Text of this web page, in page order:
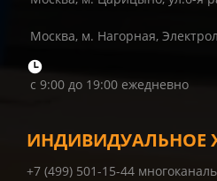
Москва, м. Нагорная,
с 9:00 до 19:00 ежедневно
ИНДИВИДУАЛЬНОЕ
+7 (499) 501-15-44